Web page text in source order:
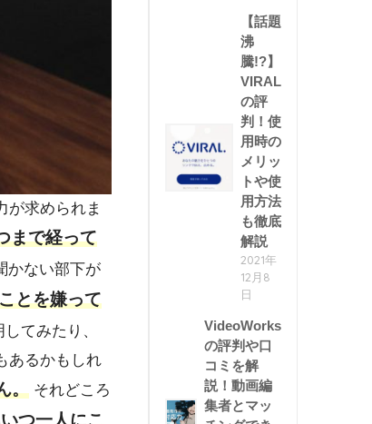
が求められま
まで経って
かない部下が
とを嫌って
てみたり、
あるかもしれ
。 それどころ
つ一人にこ
【話題
沸
騰!?】
VIRAL
の評
判！使
用時の
メリッ
トや使
用方法
も徹底
解説
2021年
12月8
日
VideoWorks
の評判や口
コミを解
説！動画編
集者とマッ